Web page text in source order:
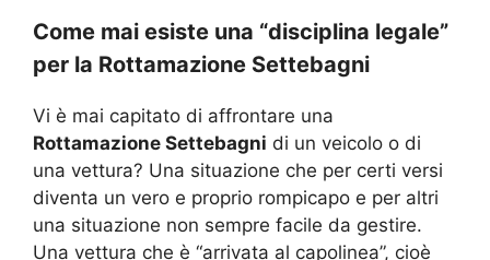
Come mai esiste una “disciplina legale”
per la Rottamazione Settebagni
Vi è mai capitato di affrontare una
Rottamazione Settebagni di un veicolo o di
una vettura? Una situazione che per certi versi
diventa un vero e proprio rompicapo e per altri
una situazione non sempre facile da gestire.
Una vettura che è “arrivata al capolinea”, cioè